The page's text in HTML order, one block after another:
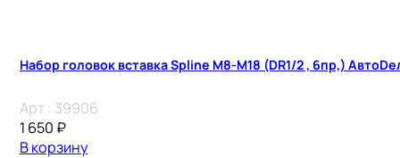
Набор головок вставка Spline М8-М18 (DR1/2 , 6пр,)
Арт.: 39906
1 650 ₽
В корзину